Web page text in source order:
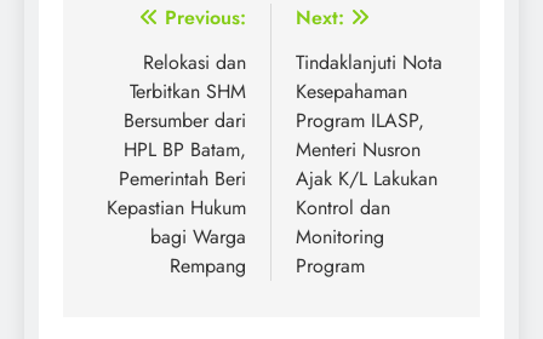
Post
navigation
Previous:
Relokasi dan
Terbitkan SHM
Bersumber dari
HPL BP Batam,
Pemerintah Beri
Kepastian Hukum
bagi Warga
Rempang
Next:
Tindaklanjuti Nota
Kesepahaman
Program ILASP,
Menteri Nusron
Ajak K/L Lakukan
Kontrol dan
Monitoring
Program